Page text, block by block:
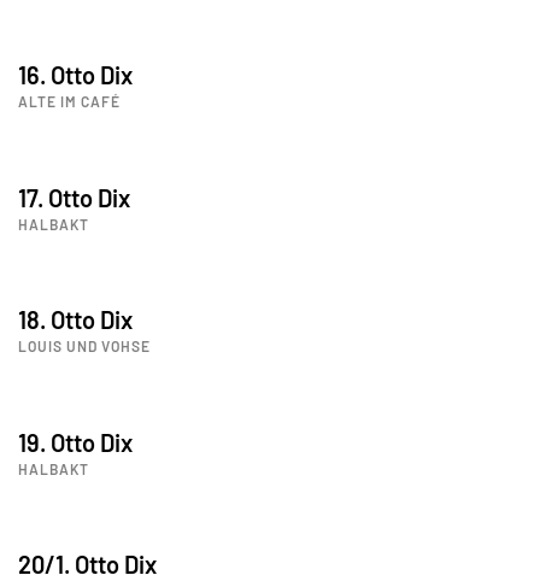
16. Otto Dix
ALTE IM CAFÉ
17. Otto Dix
HALBAKT
18. Otto Dix
LOUIS UND VOHSE
19. Otto Dix
HALBAKT
20/1. Otto Dix